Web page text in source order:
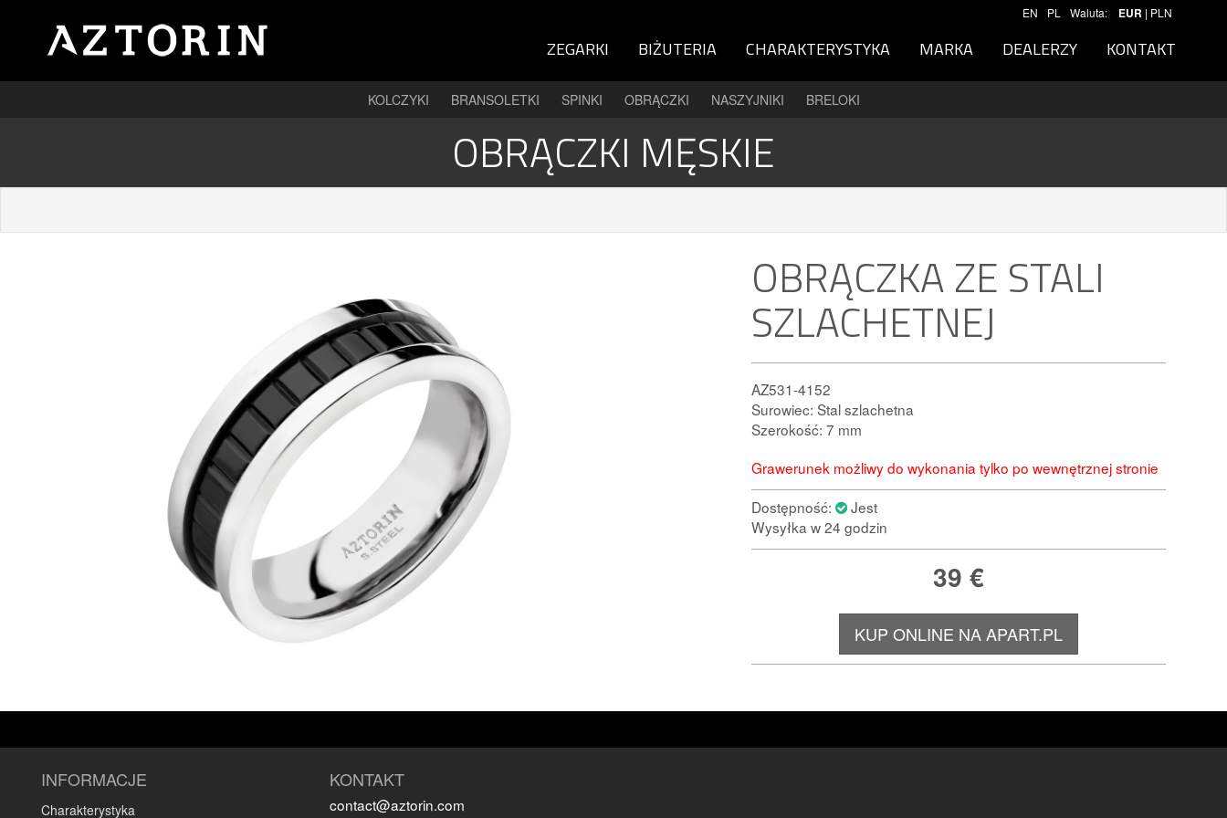
EN PL Waluta: EUR | PLN
ZEGARKI BIŻUTERIA CHARAKTERYSTYKA MARKA DEALERZY KONTAKT
KOLCZYKI BRANSOLETKI SPINKI OBRĄCZKI NASZYJNIKI BRELOKI
OBRĄCZKI MĘSKIE
OBRĄCZKA ZE STALI
SZLACHETNEJ
AZ531-4152
Surowiec: Stal szlachetna
Szerokość: 7 mm
Grawerunek możliwy do wykonania tylko po wewnętrznej stronie
Dostępność: Jest
Wysyłka w 24 godzin
39 €
KUP ONLINE NA APART.PL
INFORMACJE
Charakterystyka
KONTAKT
contact@aztorin.com